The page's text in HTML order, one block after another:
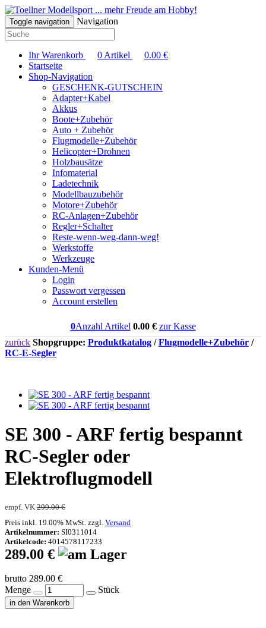
... mehr Freude am Hobby!
Toggle navigation Navigation
Ihr Warenkorb 0 Artikel 0.00 €
Startseite
Shop-Navigation
GESCHENK-GUTSCHEIN
Adapter+Kabel
Akkus
Boote+Zubehör
Auto + Zubehör
Flugmodelle+Zubehör
Helicopter+Drohnen
Holzbausätze
Infomaterial
Ladetechnik
Modellbauzubehör
Motore+Zubehör
RC-Anlagen+Zubehör
Regler+Schalter
Reste-wenn-weg-dann-weg!
Werkstoffe
Werkzeuge
Kunden-Menü
Login
Passwort vergessen
Account erstellen
0Anzahl Artikel 0.00€ zur Kasse
zurück Shopgruppe: Produktkatalog /Flugmodelle+Zubehör /
RC-E-Segler
SE 300 - ARF fertig bespannt
RC-Segler oder
Elektroflugmodell
empf. VK 299.00 €
Preis inkl. 19.00% MwSt. zzgl. Versand
Artikelnummer: SI0311014
Artikelcode: 4014578117233
289.00 €
brutto 289.00 €
Menge
Stück
in den Warenkorb